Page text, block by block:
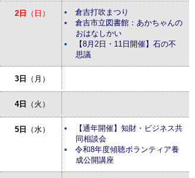
2日 （日）
倉吉打吹まつり
倉吉市立図書館：あかちゃんの
おはなしかい
【8月2日・11日開催】石の不
思議
3日 （月）
4日 （火）
5日 （水）
【通年開催】知財・ビジネス共
同相談会
令和8年度傾聴ボランティア養
成公開講座